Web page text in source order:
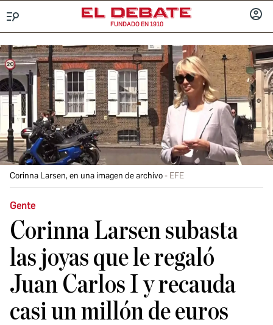
FUNDADO EN 1910
Corinna Larsen, en una imagen de archivo EFE
Gente
Corinna Larsen subasta
las joyas que le regaló
Juan Carlos I y recauda
casi un millón de euros